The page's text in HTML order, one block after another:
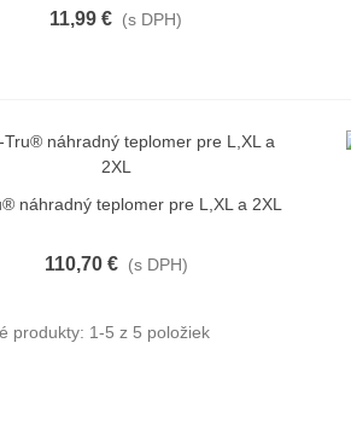
11,99 € (s DPH)
Rýchly náhľad
náhradný teplomer pre L,XL a 2XL
110,70 € (s DPH)
produkty: 1-5 z 5 položiek